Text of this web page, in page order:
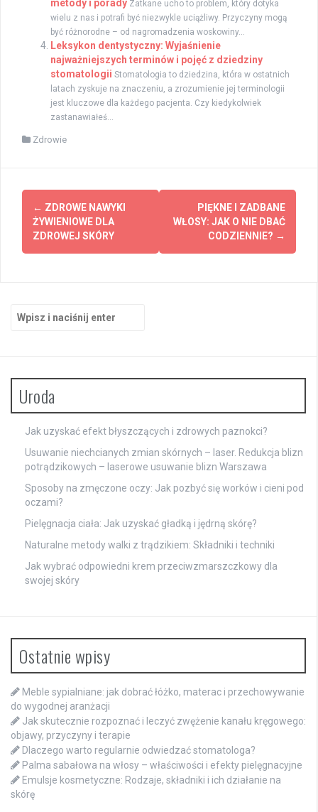
metody i porady Zatkane ucho to problem, który dotyka
wielu z nas i potrafi być niezwykle uciążliwy. Przyczyny mogą
być różnorodne – od nagromadzenia woskowiny...
Leksykon dentystyczny: Wyjaśnienie
najważniejszych terminów i pojęć z dziedziny
stomatologii Stomatologia to dziedzina, która w ostatnich
latach zyskuje na znaczeniu, a zrozumienie jej terminologii
jest kluczowe dla każdego pacjenta. Czy kiedykolwiek
zastanawiałeś...
Zdrowie
Zobacz
wpisy
← ZDROWE NAWYKI
ŻYWIENIOWE DLA
ZDROWEJ SKÓRY
PIĘKNE I ZADBANE
WŁOSY: JAK O NIE DBAĆ
CODZIENNIE? →
Uroda
Jak uzyskać efekt błyszczących i zdrowych paznokci?
Usuwanie niechcianych zmian skórnych – laser. Redukcja blizn
potrądzikowych – laserowe usuwanie blizn Warszawa
Sposoby na zmęczone oczy: Jak pozbyć się worków i cieni pod
oczami?
Pielęgnacja ciała: Jak uzyskać gładką i jędrną skórę?
Naturalne metody walki z trądzikiem: Składniki i techniki
Jak wybrać odpowiedni krem przeciwzmarszczkowy dla
swojej skóry
Ostatnie wpisy
Meble sypialniane: jak dobrać łóżko, materac i przechowywanie
do wygodnej aranżacji
Jak skutecznie rozpoznać i leczyć zwężenie kanału kręgowego:
objawy, przyczyny i terapie
Dlaczego warto regularnie odwiedzać stomatologa?
Palma sabałowa na włosy – właściwości i efekty pielęgnacyjne
Emulsje kosmetyczne: Rodzaje, składniki i ich działanie na
skórę